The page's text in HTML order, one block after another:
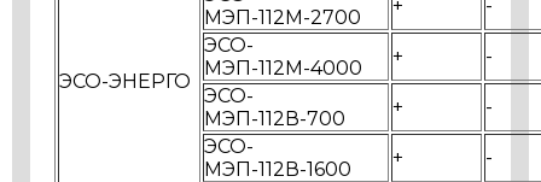
ЭСО-ЭНЕРГО
МЭП-112М-2700
+
-
ЭСО-
МЭП-112М-4000
+
-
ЭСО-
МЭП-112В-700
+
-
ЭСО-
МЭП-112В-1600
+
-